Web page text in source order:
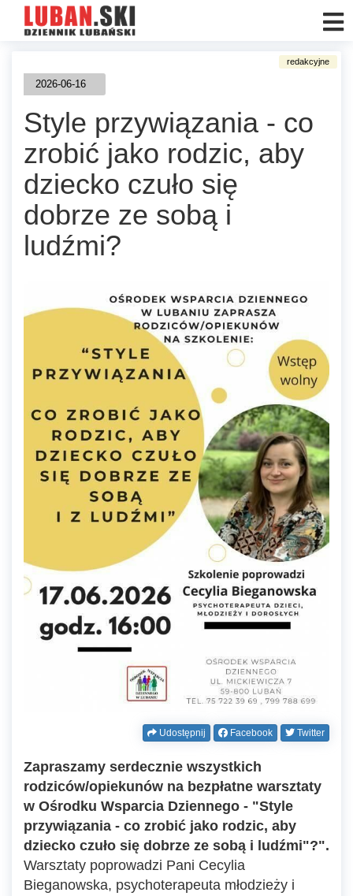
2026-06-16
Style przywiązania - co
zrobić jako rodzic, aby
dziecko czuło się
dobrze ze sobą i
ludźmi?
Udostępnij Facebook Twitter
Zapraszamy serdecznie wszystkich
rodziców/opiekunów na bezpłatne warsztaty
w Ośrodku Wsparcia Dziennego - "Style
przywiązania - co zrobić jako rodzic, aby
dziecko czuło się dobrze ze sobą i ludźmi"?".
Warsztaty poprowadzi Pani Cecylia
Bieganowska, psychoterapeuta młodzieży i